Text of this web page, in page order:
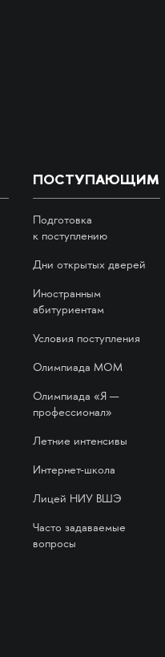
ПОСТУПАЮЩИМ
Подготовка
к поступлению
Дни открытых дверей
Иностранным
абитуриентам
Условия поступления
Олимпиада МОМ
Олимпиада «Я —
профессионал»
Летние интенсивы
Интернет-школа
Лицей НИУ ВШЭ
Часто задаваемые
вопросы